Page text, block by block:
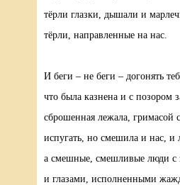
тёрли глазки, дышали и
тёрли, направленные на нас.
И беги – не беги – догонять
что была казнена и с позором
сброшенная лежала, гримасой
испугать, но смешила и нас,
а смешные, смешливые люди с
и глазами, исполненными